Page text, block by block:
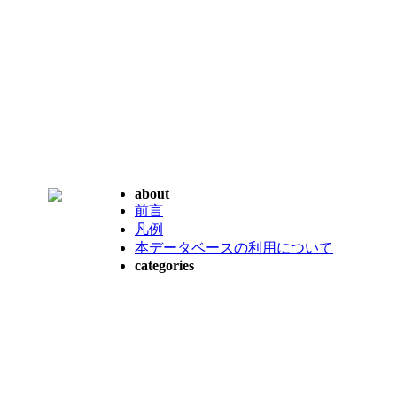
about
前言
凡例
本データベースの利用について
categories